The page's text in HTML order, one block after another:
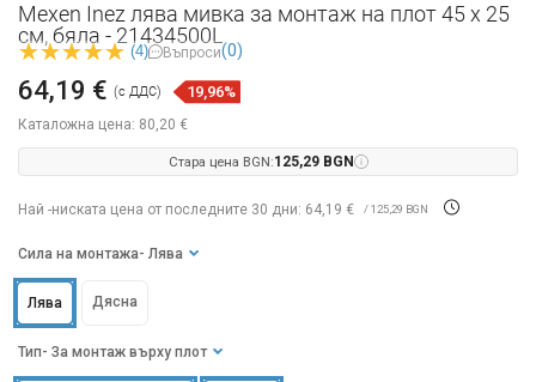
Mexen Inez лява мивка за монтаж на плот 45 x 25
см, бяла - 21434500L
(4) Въпроси(0)
Каталожна цена: 80,20 €
64,19 € (с ДДС) 19,96%
Стара цена BGN:125,29 BGN
Най -ниската цена от последните 30 дни: 64,19 € / 125,29 BGN
Тип - За монтаж върху плот
Сила на монтажа - Лява
Лява Дясна